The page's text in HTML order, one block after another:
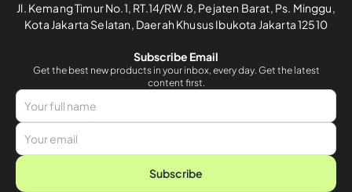
Jl. Kemang Timur No.1, RT.14/RW.8, Pejaten Barat, Ps. Minggu,
Kota Jakarta Selatan, Daerah Khusus Ibukota Jakarta 12510
Subscribe Email
Get the best new products in your inbox, every day. Get the latest
content first.
Subscribe